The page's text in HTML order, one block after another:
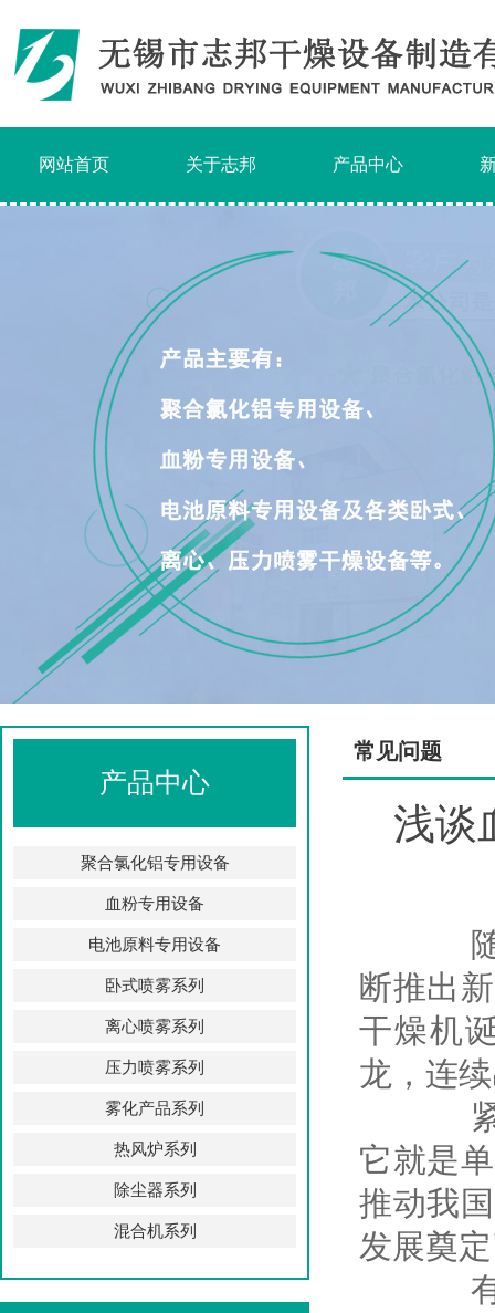
网站首页 关于志邦 产品中心
产品中心
聚合氯化铝专用设备
血粉专用设备
电池原料专用设备
卧式喷雾系列
离心喷雾系列
压力喷雾系列
雾化产品系列
热风炉系列
除尘器系列
混合机系列
常见问题
浅谈
随着
断推出
干燥机
龙，连
紧跟
它就是
推动我
发展奠
有了